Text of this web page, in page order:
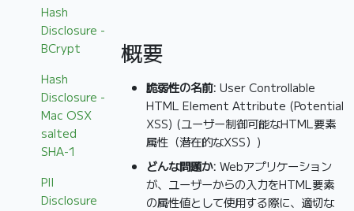
Hash
Disclosure -
BCrypt
Hash
Disclosure -
Mac OSX
salted
SHA-1
PII
Disclosure
概要
脆弱性の名前: User Controllable
HTML Element Attribute (Potential
XSS) (ユーザー制御可能なHTML要素
属性（潜在的なXSS）)
どんな問題か: Webアプリケーション
が、ユーザーからの入力をHTML要素
の属性値として使用する際に、適切な